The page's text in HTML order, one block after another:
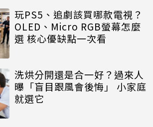
玩PS5、追劇該買哪款電視？
OLED、Micro RGB螢幕怎麼
選 核心優缺點一次看
洗烘分開還是合一好？過來人
曝「盲目跟風會後悔」 小家庭
就選它